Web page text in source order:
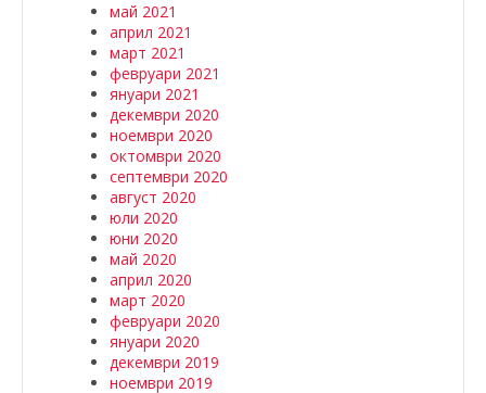
май 2021
април 2021
март 2021
февруари 2021
януари 2021
декември 2020
ноември 2020
октомври 2020
септември 2020
август 2020
юли 2020
юни 2020
май 2020
април 2020
март 2020
февруари 2020
януари 2020
декември 2019
ноември 2019